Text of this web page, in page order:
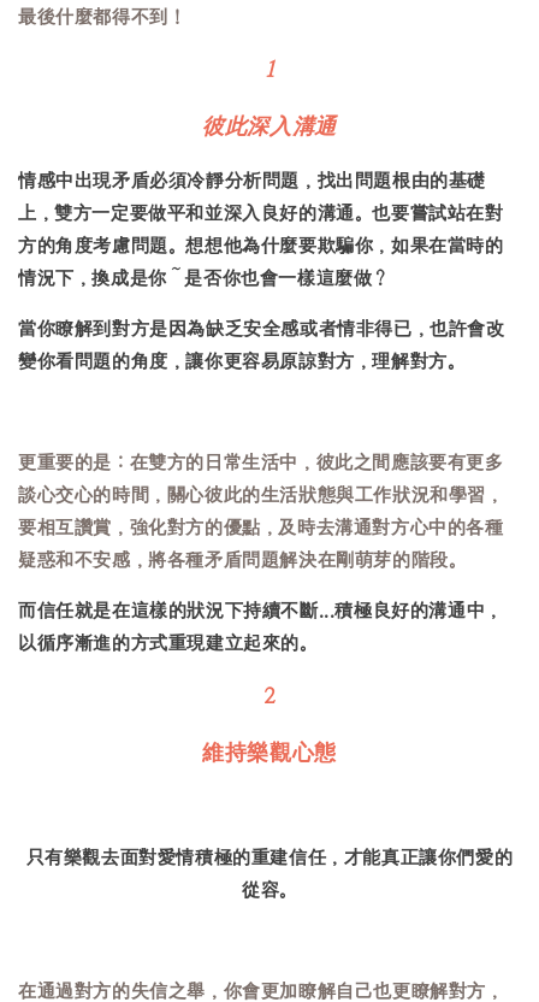
最後什麼都得不到！
1
彼此深入溝通
情感中出現矛盾必須冷靜分析問題，找出問題根由的基礎
上，雙方一定要做平和並深入良好的溝通。也要嘗試站在對
方的角度考慮問題。想想他為什麼要欺騙你，如果在當時的
情況下，換成是你～是否你也會一樣這麼做？
當你瞭解到對方是因為缺乏安全感或者情非得已，也許會改
變你看問題的角度，讓你更容易原諒對方，理解對方。
更重要的是：在雙方的日常生活中，彼此之間應該要有更多
談心交心的時間，關心彼此的生活狀態與工作狀況和學習，
要相互讚賞，強化對方的優點，及時去溝通對方心中的各種
疑惑和不安感，將各種矛盾問題解決在剛萌芽的階段。
而信任就是在這樣的狀況下持續不斷...積極良好的溝通中，
以循序漸進的方式重現建立起來的。
2
維持樂觀心態
只有樂觀去面對愛情積極的重建信任，才能真正讓你們愛的
從容。
在通過對方的失信之舉，你會更加瞭解自己也更瞭解對方，